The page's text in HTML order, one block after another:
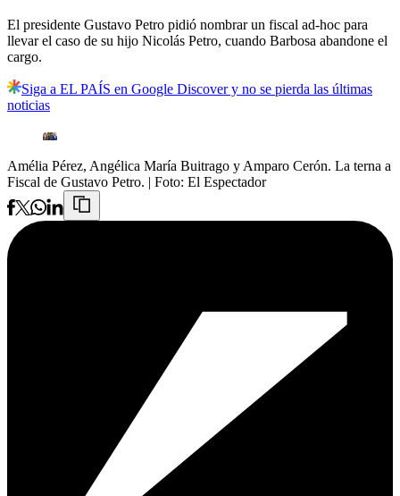
El presidente Gustavo Petro pidió nombrar un fiscal ad-hoc para
llevar el caso de su hijo Nicolás Petro, cuando Barbosa abandone el
cargo.
Siga a EL PAÍS en Google Discover y no se pierda las últimas
noticias
Amélia Pérez, Angélica María Buitrago y Amparo Cerón. La terna a
Fiscal de Gustavo Petro. | Foto: El Espectador